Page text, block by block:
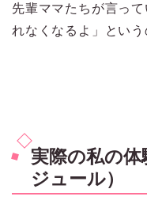
先輩ママたちが言っ
れなくなるよ」という
実際の私の
ジュール）